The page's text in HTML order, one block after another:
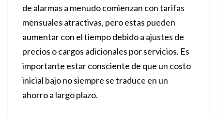
de alarmas a menudo comienzan con tarifas
mensuales atractivas, pero estas pueden
aumentar con el tiempo debido a ajustes de
precios o cargos adicionales por servicios. Es
importante estar consciente de que un costo
inicial bajo no siempre se traduce en un
ahorro a largo plazo.